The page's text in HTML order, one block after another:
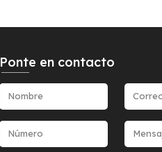
Ponte en contacto